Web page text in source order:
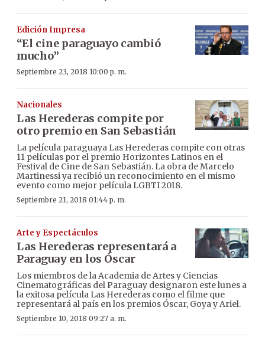
Edición Impresa
“El cine paraguayo cambió
mucho”
Septiembre 23, 2018 10:00 p. m.
Nacionales
Las Herederas compite por
otro premio en San Sebastián
La película paraguaya Las Herederas compite con otras
11 películas por el premio Horizontes Latinos en el
Festival de Cine de San Sebastián. La obra de Marcelo
Martinessi ya recibió un reconocimiento en el mismo
evento como mejor película LGBTI 2018.
Septiembre 21, 2018 01:44 p. m.
Arte y Espectáculos
Las Herederas representará a
Paraguay en los Óscar
Los miembros de la Academia de Artes y Ciencias
Cinematográficas del Paraguay designaron este lunes a
la exitosa película Las Herederas como el filme que
representará al país en los premios Óscar, Goya y Ariel.
Septiembre 10, 2018 09:27 a. m.